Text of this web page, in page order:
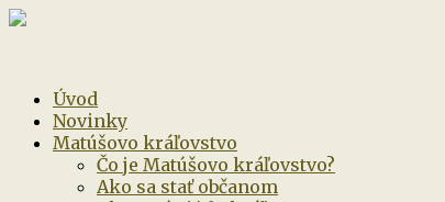
Úvod
Novinky
Matúšovo kráľovstvo
Čo je Matúšovo kráľovstvo?
Ako sa stať občanom